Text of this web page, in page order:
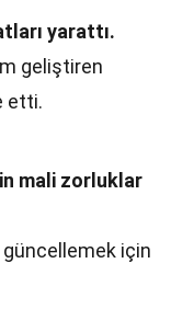
yarattı.
geliştiren
etti.
mali zorluklar
için